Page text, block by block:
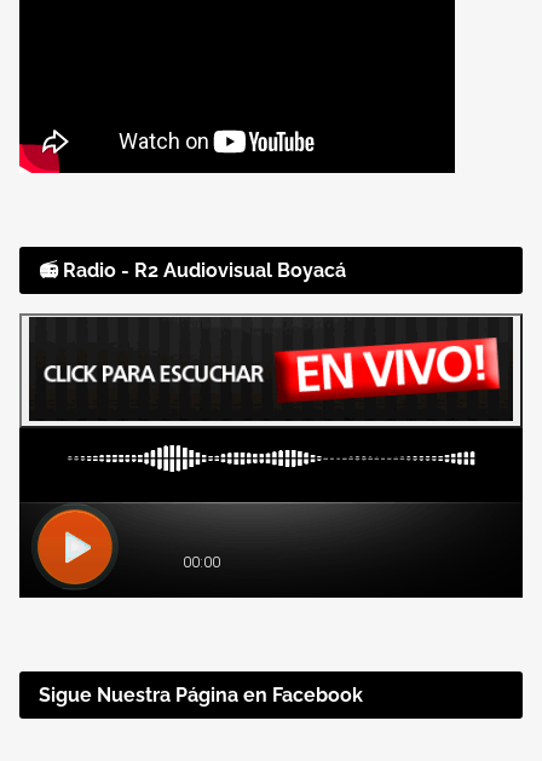
📻 Radio - R2 Audiovisual Boyacá
Sigue Nuestra Página en Facebook